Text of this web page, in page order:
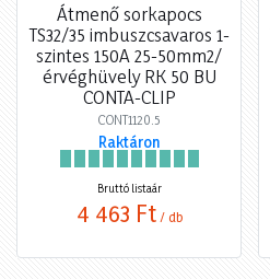
Átmenő sorkapocs
TS32/35 imbuszcsavaros 1-
szintes 150A 25-50mm2/
érvéghüvely RK 50 BU
CONTA-CLIP
CONT1120.5
Raktáron
Bruttó listaár
4 463 Ft / db